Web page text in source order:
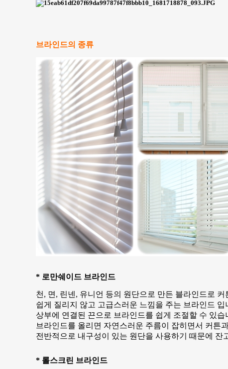
브라인드의 종류
* 로만쉐이드 브라인드
천, 면, 린넨, 유니언 등의 원단으로 만든 블라인드 로 커
쉽게 질리지 않고 고급스러운 느낌을 주는 브라인드 입
상부에 연결된 끈으로 브라인드를 쉽게 조절할 수 있습
브라인드를 올리면 자연스러운 주름이 잡히면서 커튼
전반적으로 내구성이 있는 원단을 사용하기 때문에 잔
* 롤스크린 브라인드